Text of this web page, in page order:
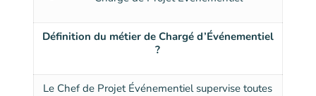
Définition du métier de Chargé d’Événementiel
?
Le Chef de Projet Événementiel supervise toutes